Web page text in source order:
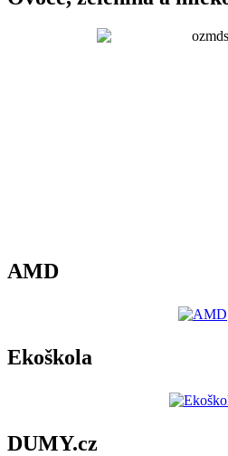
AMD
Ekoškola
DUMY.cz